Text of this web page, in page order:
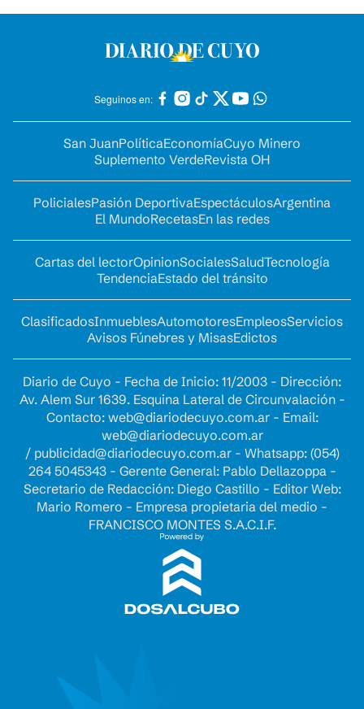
Seguinos en:
San JuanPolíticaEconomíaCuyo Minero
Suplemento VerdeRevista OH
PolicialesPasión DeportivaEspectáculosArgentina
El MundoRecetasEn las redes
Cartas del lectorOpinionSocialesSaludTecnología
TendenciaEstado del tránsito
ClasificadosInmueblesAutomotoresEmpleosServicios
Avisos Fúnebres y MisasEdictos
Diario de Cuyo - Fecha de Inicio: 11/2003 - Dirección:
Av. Alem Sur 1639. Esquina Lateral de Circunvalación -
Contacto: web@diariodecuyo.com.ar- Email:
web@diariodecuyo.com.ar
/ publicidad@diariodecuyo.com.ar- Whatsapp: (054)
264 5045343 - Gerente General: Pablo Dellazoppa -
Secretario de Redacción: Diego Castillo - Editor Web:
Mario Romero - Empresa propietaria del medio -
FRANCISCO MONTES S.A.C.I.F.